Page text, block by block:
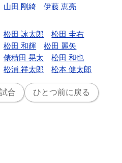
山田 剛綺
伊藤 恵亮
松田 詠太郎
松田 圭右
松田 和輝
松田 麗矢
俵積田 晃太
松田 和也
松浦 祥太郎 松本 健太郎
合 ひとつ前に戻る